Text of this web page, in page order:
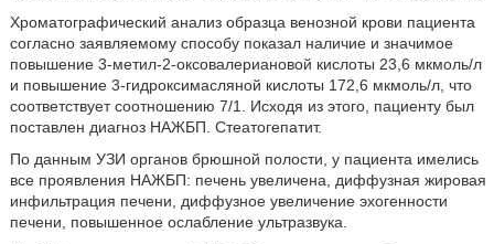
Хроматографический анализ образца венозной крови пациента
согласно заявляемому способу показал наличие и значимое
повышение 3-метил-2-оксовалериановой кислоты 23,6 мкмоль/л
и повышение 3-гидроксимасляной кислоты 172,6 мкмоль/л, что
соответствует соотношению 7/1. Исходя из этого, пациенту был
поставлен диагноз НАЖБП. Стеатогепатит.
По данным УЗИ органов брюшной полости, у пациента имелись
все проявления НАЖБП: печень увеличена, диффузная жировая
инфильтрация печени, диффузное увеличение эхогенности
печени, повышенное ослабление ультразвука.